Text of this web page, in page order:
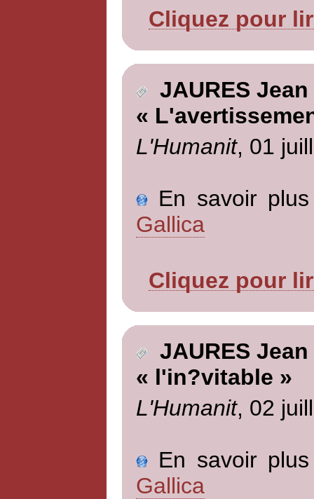
Cliquez pour
JAURES Jean
«
L'Humanit, 01
En savoir
Gallica
Cliquez pour
JAURES Jean
« l'in?vitable »
L'Humanit, 02
En savoir
Gallica